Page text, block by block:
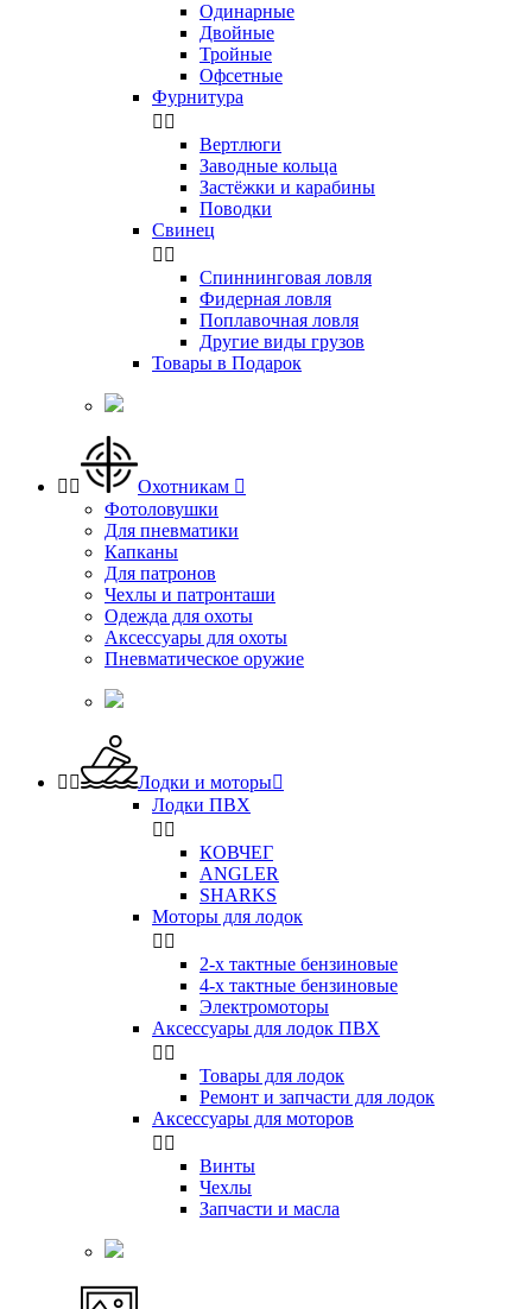
Одинарные
Двойные
Тройные
Офсетные
Фурнитура
 
Вертлюги
Заводные кольца
Застёжки и карабины
Поводки
Свинец
 
Спиннинговая ловля
Фидерная ловля
Поплавочная ловля
Другие виды грузов
Товары в Подарок
  Охотникам 
Фотоловушки
Для пневматики
Капканы
Для патронов
Чехлы и патронташи
Одежда для охоты
Аксессуары для охоты
Пневматическое оружие
  Лодки и моторы
Лодки ПВХ
 
КОВЧЕГ
ANGLER
SHARKS
Моторы для лодок
 
2-х тактные бензиновые
4-х тактные бензиновые
Электромоторы
Аксессуары для лодок ПВХ
 
Товары для лодок
Ремонт и запчасти для лодок
Аксессуары для моторов
 
Винты
Чехлы
Запчасти и масла